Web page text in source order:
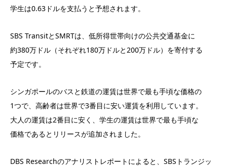
学生は0.63ドルを支払うと予想されます。
SBS TransitとSMRTは、低所得世帯向けの公共交通基金に
約380万ドル（それぞれ180万ドルと200万ドル）を寄付する
予定です。
シンガポールのバスと鉄道の運賃は世界で最も手頃な価格の
1つで、高齢者は世界で3番目に安い運賃を利用しています。
大人の運賃は2番目に安く、学生の運賃は世界で最も手頃な
価格であるとリリースが追加されました。
DBS Researchのアナリストレポートによると、SBSトランジッ